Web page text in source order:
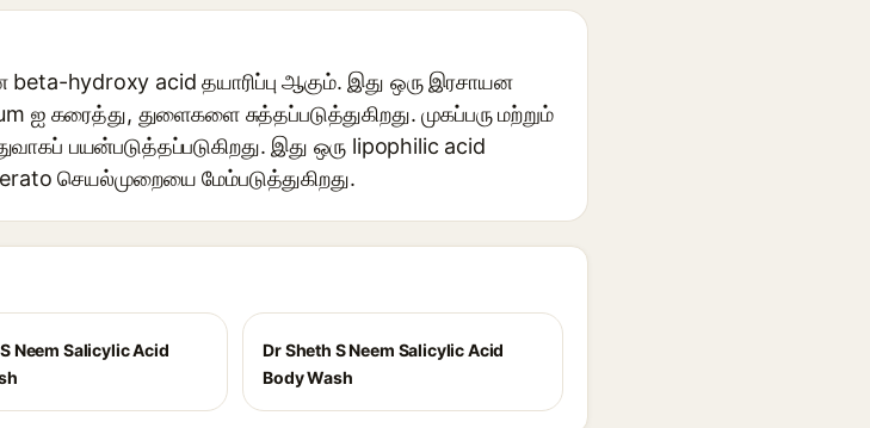
hydroxy acid தயாரிப்பு ஆகும். இது ஒரு இரசாயன
கரைத்து, துளைகளை சுத்தப்படுத்துகிறது. முகப்பரு மற்றும்
பயன்படுத்தப்படுகிறது. இது ஒரு lipophilic acid
செயல்முறையை மேம்படுத்துகிறது.
Neem Salicylic Acid
Dr Sheth S Neem Salicylic Acid
Body Wash